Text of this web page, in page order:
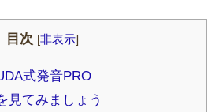
目次 [非表示]
式発音PRO
見てみましょう